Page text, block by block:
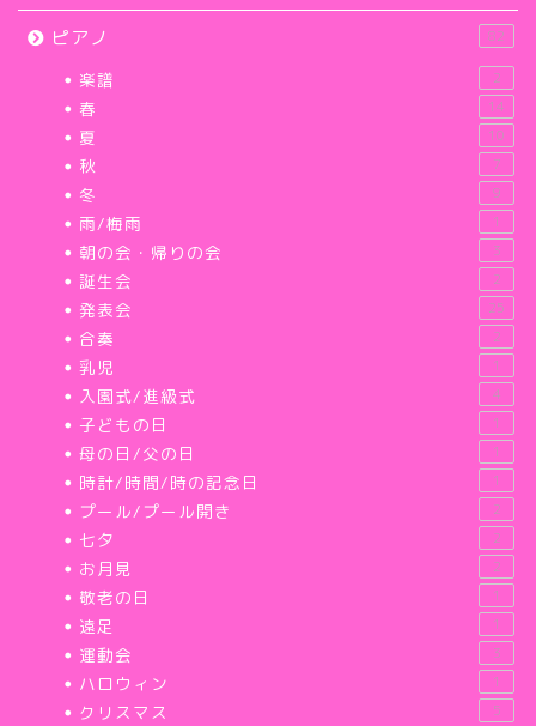
ピアノ 82
楽譜 2
春 14
夏 10
秋 7
冬 9
雨/梅雨 1
朝の会・帰りの会 3
誕生会 2
発表会 25
合奏 2
乳児 1
入園式/進級式 4
子どもの日 1
母の日/父の日 1
時計/時間/時の記念日 1
プール/プール開き 2
七夕 2
お月見 2
敬老の日 1
遠足 1
運動会 3
ハロウィン 1
クリスマス 5